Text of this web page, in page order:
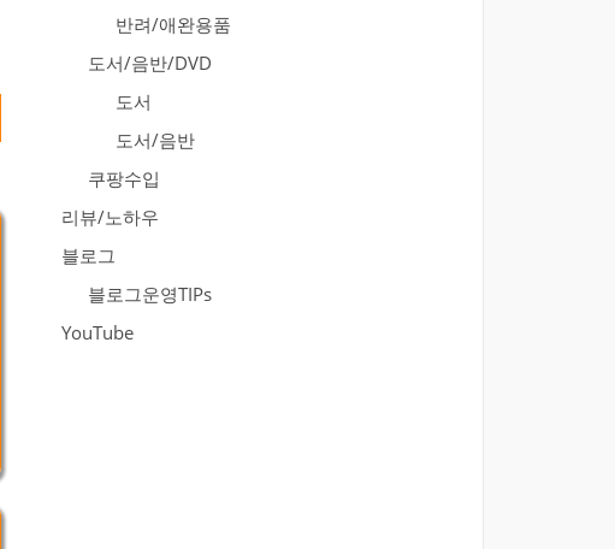
반려/애완용품
도서/음반/DVD
도서
도서/음반
쿠팡수입
리뷰/노하우
블로그
블로그운영TIPs
YouTube